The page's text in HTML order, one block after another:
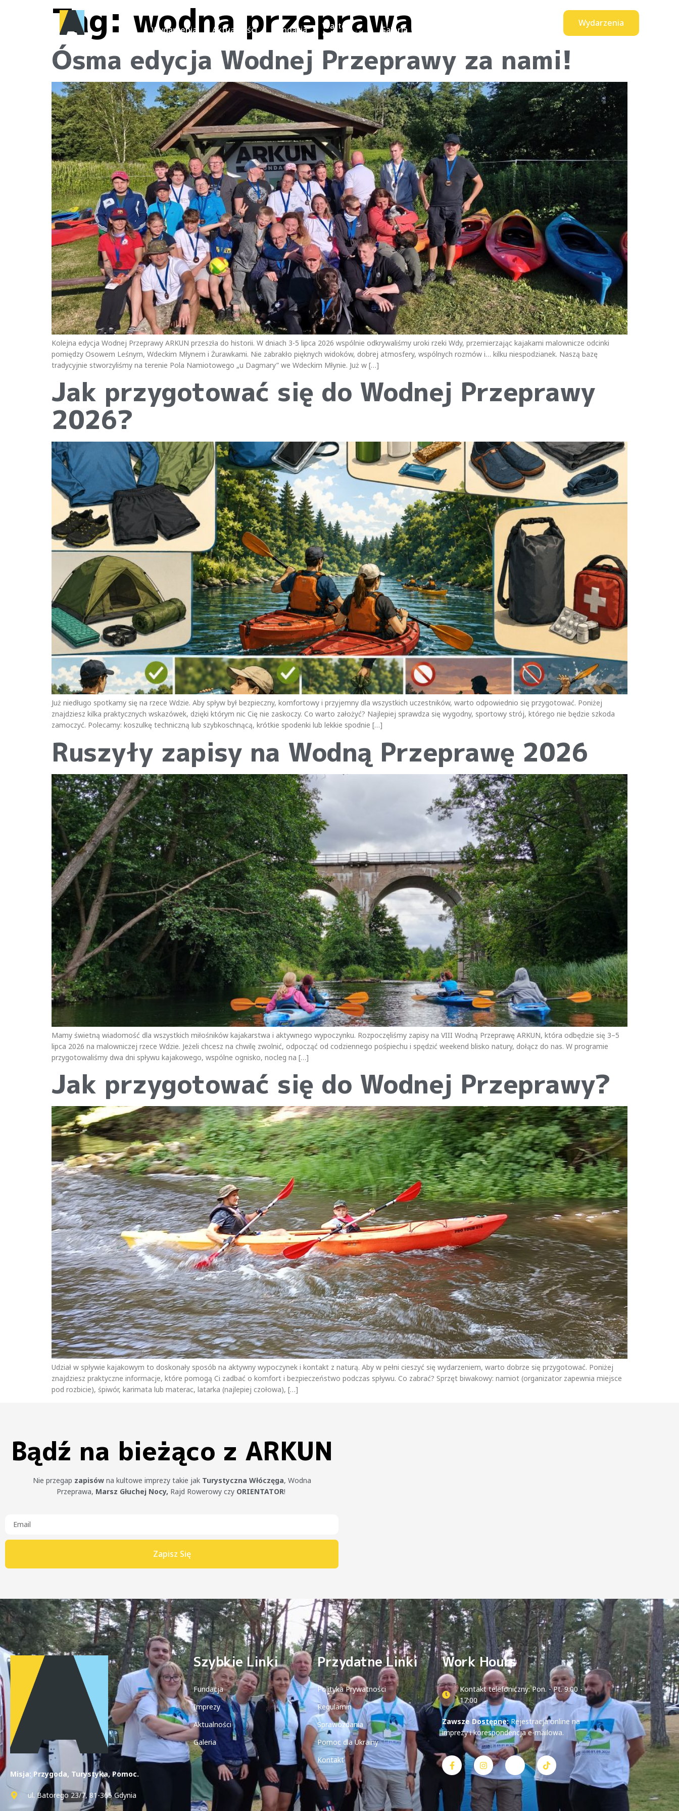
Wydarzenia Aktualności Fundacja Warto
odwiedzić Galeria
Wydarzenia
Tag: wodna przeprawa
Ósma edycja Wodnej Przeprawy za nami!
Kolejna edycja Wodnej Przeprawy ARKUN przeszła do historii. W dniach 3-5 lipca 2026 wspólnie odkrywaliśmy uroki rzeki Wdy, przemierzając kajakami malownicze odcinki
pomiędzy Osowem Leśnym, Wdeckim Młynem i Żurawkami. Nie zabrakło pięknych widoków, dobrej atmosfery, wspólnych rozmów i… kilku niespodzianek. Naszą bazę
tradycyjnie stworzyliśmy na terenie Pola Namiotowego „u Dagmary” we Wdeckim Młynie. Już w […]
Jak przygotować się do Wodnej Przeprawy
2026?
Już niedługo spotkamy się na rzece Wdzie. Aby spływ był bezpieczny, komfortowy i przyjemny dla wszystkich uczestników, warto odpowiednio się przygotować. Poniżej
znajdziesz kilka praktycznych wskazówek, dzięki którym nic Cię nie zaskoczy. Co warto założyć? Najlepiej sprawdza się wygodny, sportowy strój, którego nie będzie szkoda
zamoczyć. Polecamy: koszulkę techniczną lub szybkoschnącą, krótkie spodenki lub lekkie spodnie […]
Ruszyły zapisy na Wodną Przeprawę 2026
Mamy świetną wiadomość dla wszystkich miłośników kajakarstwa i aktywnego wypoczynku. Rozpoczęliśmy zapisy na VIII Wodną Przeprawę ARKUN, która odbędzie się 3–5
lipca 2026 na malowniczej rzece Wdzie. Jeżeli chcesz na chwilę zwolnić, odpocząć od codziennego pośpiechu i spędzić weekend blisko natury, dołącz do nas. W programie
przygotowaliśmy dwa dni spływu kajakowego, wspólne ognisko, nocleg na […]
Jak przygotować się do Wodnej Przeprawy?
Udział w spływie kajakowym to doskonały sposób na aktywny wypoczynek i kontakt z naturą. Aby w pełni cieszyć się wydarzeniem, warto dobrze się przygotować. Poniżej
znajdziesz praktyczne informacje, które pomogą Ci zadbać o komfort i bezpieczeństwo podczas spływu. Co zabrać? Sprzęt biwakowy: namiot (organizator zapewnia miejsce
pod rozbicie), śpiwór, karimata lub materac, latarka (najlepiej czołowa), […]
Bądź na bieżąco z ARKUN
Nie przegap zapisówna kultowe imprezy takie jak Turystyczna Włóczęga, Wodna
Przeprawa, Marsz Głuchej Nocy, Rajd Rowerowy czy ORIENTATOR!
Zapisz Się
Misja: Przygoda, Turystyka, Pomoc.
ul. Batorego 23/7, 81-365 Gdynia
Szybkie Linki
Fundacja
Imprezy
Aktualności
Galeria
Przydatne Linki
Polityka Prywatności
Regulamin
Sprawozdania
Pomoc dla Ukrainy
Kontakt
Work Hours
Kontakt telefoniczny: Pon. - Pt. 9:00 -
17:00
Zawsze Dostępne:Rejestracja online na
imprezy i korespondencja e-mailowa.